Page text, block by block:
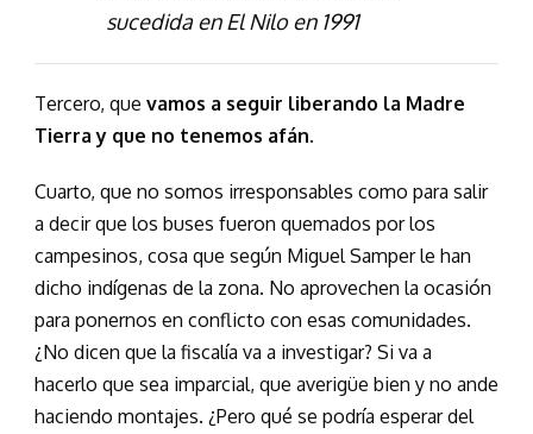
sucedida en El Nilo en 1991
Tercero, que vamos a seguir liberando la Madre
Tierra y que no tenemos afán.
Cuarto, que no somos irresponsables como para salir
a decir que los buses fueron quemados por los
campesinos, cosa que según Miguel Samper le han
dicho indígenas de la zona. No aprovechen la ocasión
para ponernos en conflicto con esas comunidades.
¿No dicen que la fiscalía va a investigar? Si va a
hacerlo que sea imparcial, que averigüe bien y no ande
haciendo montajes. ¿Pero qué se podría esperar del